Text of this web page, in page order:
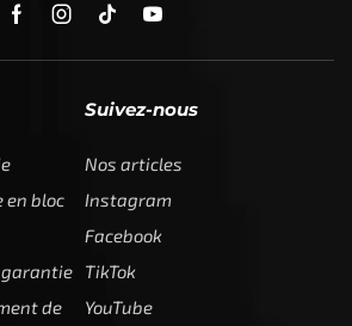
en bloc
garantie
de
Suivez-nous
Nos articles
Instagram
Facebook
TikTok
YouTube